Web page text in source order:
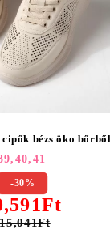
Női alkalmi
40, 41
-30%
15,041Ft